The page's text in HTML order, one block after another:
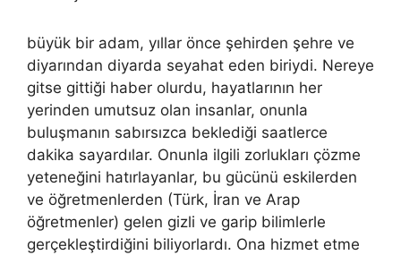
büyük bir adam, yıllar önce şehirden şehre ve
diyarından diyarda seyahat eden biriydi. Nereye
gitse gittiği haber olurdu, hayatlarının her
yerinden umutsuz olan insanlar, onunla
buluşmanın sabırsızca beklediği saatlerce
dakika sayardılar. Onunla ilgili zorlukları çözme
yeteneğini hatırlayanlar, bu gücünü eskilerden
ve öğretmenlerden (Türk, İran ve Arap
öğretmenler) gelen gizli ve garip bilimlerle
gerçekleştirdiğini biliyorlardı. Ona hizmet etme